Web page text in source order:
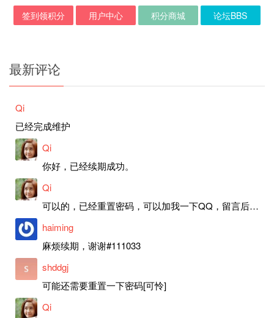
签到领积分 用户中心 积分商城 论坛BBS
最新评论
Qi
已经完成维护
Qi
你好，已经续期成功。
Qi
可以的，已经重置密码，可以加我一下QQ，留言后我就发密码给你。
haiming
麻烦续期，谢谢#111033
shddgj
可能还需要重置一下密码[可怜]
Qi